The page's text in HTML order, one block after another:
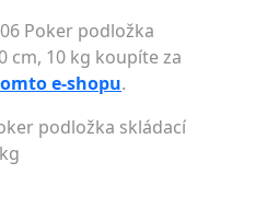
Poker podložka
cm, 10 kg koupíte za
e-shopu.
podložka skládací